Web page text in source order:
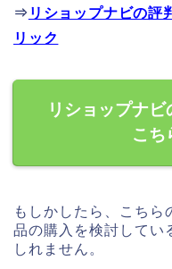
⇒ リショップナビの評
リック
リショップナ
こち
もしかしたら、こちら
品の購入を検討してい
しれません。